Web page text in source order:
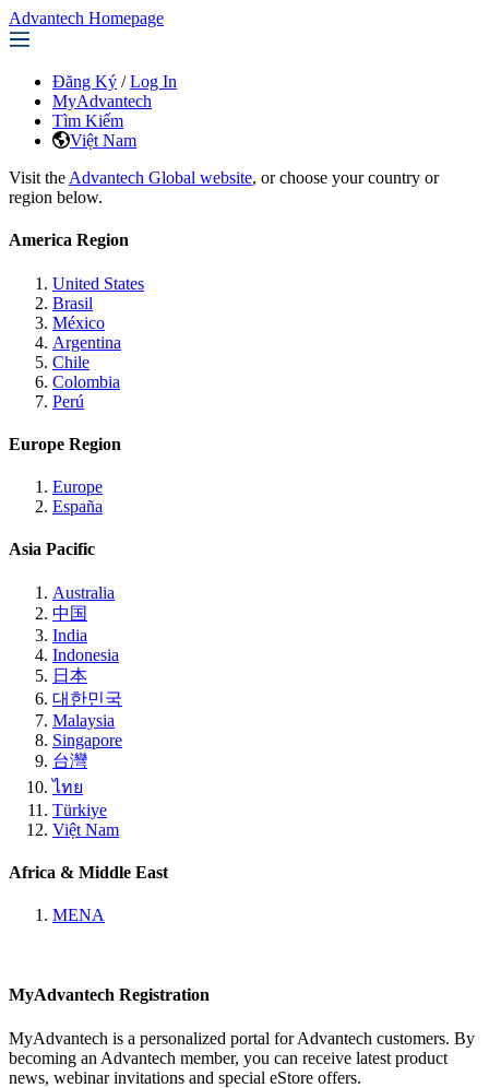
Advantech Homepage
Đăng Ký / Log In
MyAdvantech
Tìm Kiếm
Việt Nam
Visit the Advantech Global website, or choose your country or
region below.
America Region
United States
Brasil
México
Argentina
Chile
Colombia
Perú
Europe Region
Europe
España
Asia Pacific
Australia
中国
India
Indonesia
日本
대한민국
Malaysia
Singapore
台灣
ไทย
Türkiye
Việt Nam
Africa & Middle East
MENA
MyAdvantech Registration
MyAdvantech is a personalized portal for Advantech customers. By
becoming an Advantech member, you can receive latest product
news, webinar invitations and special eStore offers.